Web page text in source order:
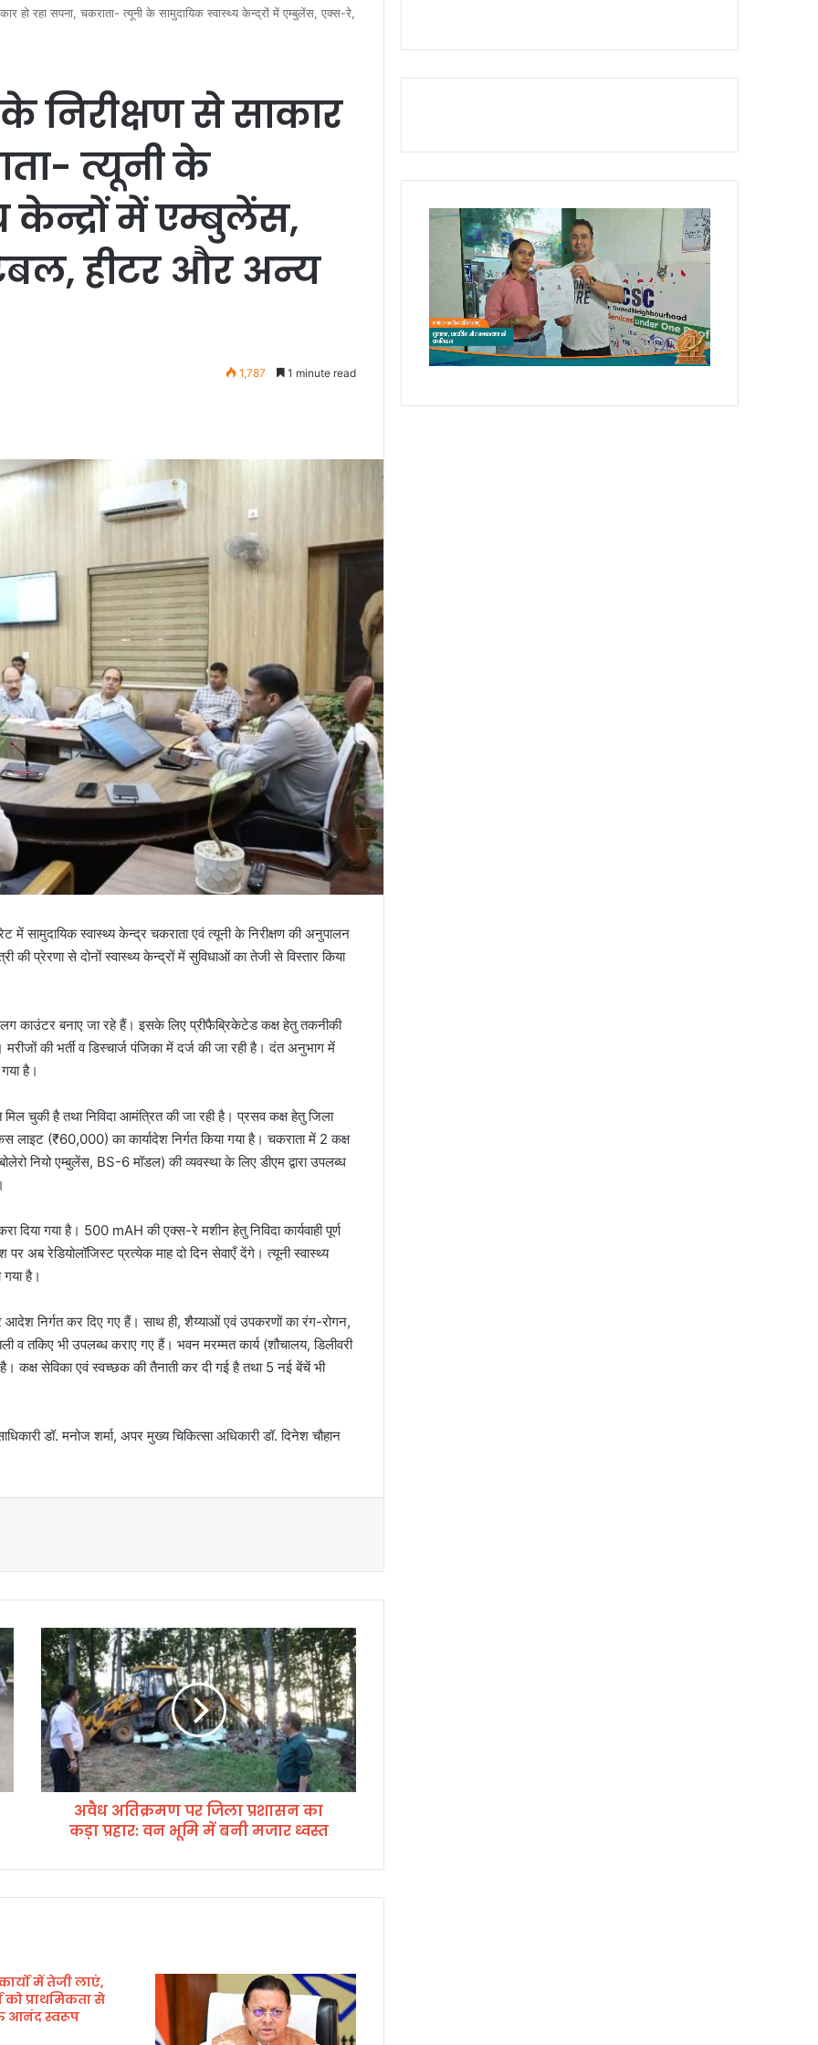
हो रहा सपना, चकराता- त्यूनी के सामुदायिक स्वास्थ्य केन्द्रों में एम्बुलेंस, एक्स-रे,
निरीक्षण से साकार
त्यूनी के
केन्द्रों में एम्बुलेंस,
हीटर और अन्य
1,787 1 minute read
में सामुदायिक स्वास्थ्य केन्द्र चकराता एवं त्यूनी के निरीक्षण की अनुपालन
प्रेरणा से दोनों स्वास्थ्य केन्द्रों में सुविधाओं का तेजी से विस्तार किया
काउंटर बनाए जा रहे हैं। इसके लिए प्रीफैब्रिकेटेड कक्ष हेतु तकनीकी
की भर्ती व डिस्चार्ज पंजिका में दर्ज की जा रही है। दंत अनुभाग में
है।
चुकी है तथा निविदा आमंत्रित की जा रही है। प्रसव कक्ष हेतु जिला
(₹60,000) का कार्यादेश निर्गत किया गया है। चकराता में 2 कक्ष
नियो एम्बुलेंस, BS-6 मॉडल) की व्यवस्था के लिए डीएम द्वारा उपलब्ध
दिया गया है। 500 mAH की एक्स-रे मशीन हेतु निविदा कार्यवाही पूर्ण
पर अब रेडियोलॉजिस्ट प्रत्येक माह दो दिन सेवाएँ देंगे। त्यूनी स्वास्थ्य
है।
निर्गत कर दिए गए हैं। साथ ही, शैय्याओं एवं उपकरणों का रंग-रोगन,
व तकिए भी उपलब्ध कराए गए हैं। भवन मरम्मत कार्य (शौचालय, डिलीवरी
है। कक्ष सेविका एवं स्वच्छक की तैनाती कर दी गई है तथा 5 नई बेंचें भी
डॉ. मनोज शर्मा, अपर मुख्य चिकित्सा अधिकारी डॉ. दिनेश चौहान
अ
वै
ध
अ
ति
क्र
म
ण
प
प्र
ड़ा
प्र
हा
अवैध अतिक्रमण पर जिला प्रशासन का
कड़ा प्रहार: वन भूमि में बनी मजार ध्वस्त
में तेजी लाएं,
को प्राथमिकता से
आनंद स्वरूप